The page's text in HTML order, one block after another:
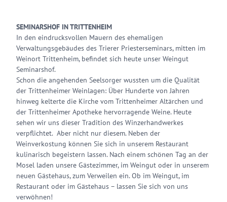
SEMINARSHOF IN TRITTENHEIM
In den eindrucksvollen Mauern des ehemaligen
Verwaltungsgebäudes des Trierer Priesterseminars, mitten im
Weinort Trittenheim, befindet sich heute unser Weingut
Seminarshof.
Schon die angehenden Seelsorger wussten um die Qualität
der Trittenheimer Weinlagen: Über Hunderte von Jahren
hinweg kelterte die Kirche vom Trittenheimer Altärchen und
der Trittenheimer Apotheke hervorragende Weine. Heute
sehen wir uns dieser Tradition des Winzerhandwerkes
verpflichtet. Aber nicht nur diesem. Neben der
Weinverkostung können Sie sich in unserem Restaurant
kulinarisch begeistern lassen. Nach einem schönen Tag an der
Mosel laden unsere Gästezimmer, im Weingut oder in unserem
neuen Gästehaus, zum Verweilen ein. Ob im Weingut, im
Restaurant oder im Gästehaus – lassen Sie sich von uns
verwöhnen!